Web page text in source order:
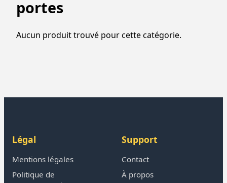
Oiseaux
Aquariophilie
portes
Aucun produit trouvé pour cette catégorie.
Légal
Mentions légales
Politique de
Support
Contact
À propos